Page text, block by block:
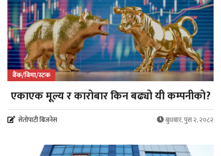
बैंक/बिमा/स्टक
एकाएक मूल्य र कारोबार किन बढ्यो यी कम्पनीको?
सेतोपाटी बिजनेस बुधबार, पुस २, २०८२